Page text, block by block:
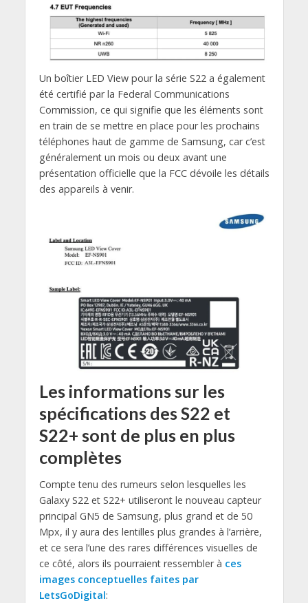
Un boîtier LED View pour la série S22 a également
été certifié par la Federal Communications
Commission, ce qui signifie que les éléments sont
en train de se mettre en place pour les prochains
téléphones haut de gamme de Samsung, car c’est
généralement un mois ou deux avant une
présentation officielle que la FCC dévoile les détails
des appareils à venir.
Les informations sur les
spécifications des S22 et
S22+ sont de plus en plus
complètes
Compte tenu des rumeurs selon lesquelles les
Galaxy S22 et S22+ utiliseront le nouveau capteur
principal GN5 de Samsung, plus grand et de 50
Mpx, il y aura des lentilles plus grandes à l’arrière,
et ce sera l’une des rares différences visuelles de
ce côté, alors ils pourraient ressembler à ces
images conceptuelles faites par
LetsGoDigital: